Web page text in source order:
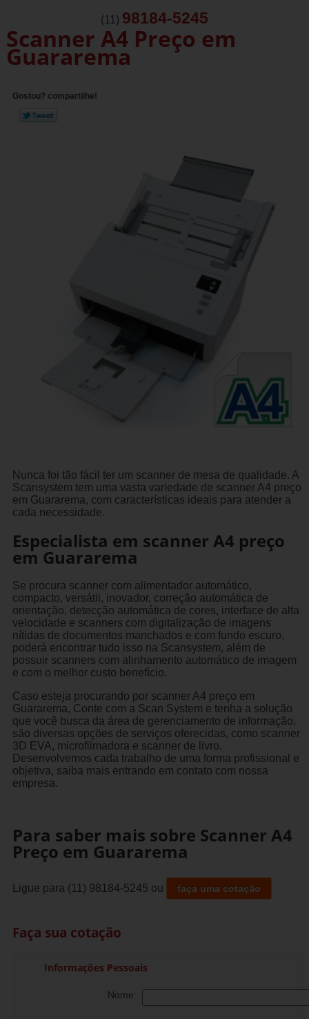
(11) 98184-5245
Scanner A4 Preço em
Guararema
Gostou? compartilhe!
Nunca foi tão fácil ter um scanner de mesa de qualidade. A
Scansystem tem uma vasta variedade de scanner A4 preço
em Guararema, com características ideais para atender a
cada necessidade.
Especialista em scanner A4 preço
em Guararema
Se procura scanner com alimentador automático,
compacto, versátil, inovador, correção automática de
orientação, detecção automática de cores, interface de alta
velocidade e scanners com digitalização de imagens
nítidas de documentos manchados e com fundo escuro,
poderá encontrar tudo isso na Scansystem, além de
possuir scanners com alinhamento automático de imagem
e com o melhor custo benefício.
Caso esteja procurando por scanner A4 preço em
Guararema, Conte com a Scan System e tenha a solução
que você busca da área de gerenciamento de informação,
são diversas opções de serviços oferecidas, como scanner
3D EVA, microfilmadora e scanner de livro.
Desenvolvemos cada trabalho de uma forma profissional e
objetiva, saiba mais entrando em contato com nossa
empresa.
Para saber mais sobre Scanner A4
Preço em Guararema
Ligue para (11) 98184-5245 ou faça uma cotação
Faça sua cotação
Informações Pessoais
Nome: